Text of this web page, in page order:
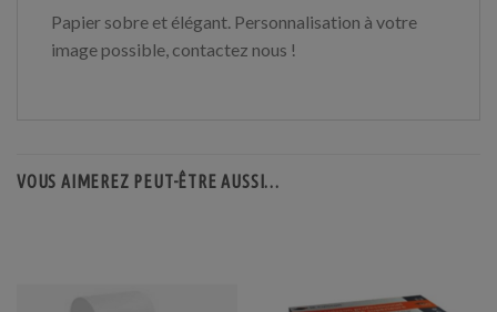
Papier sobre et élégant. Personnalisation à votre
image possible, contactez nous !
VOUS AIMEREZ PEUT-ÊTRE AUSSI…